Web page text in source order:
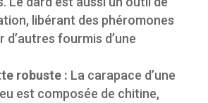
libérant des phéromones
d’autres fourmis d’une
robuste : La carapace d’une
est composée de chitine,